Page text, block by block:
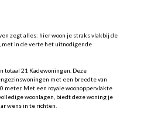
zegt alles: hier woon je straks vlakbij de
met in de verte het uitnodigende
totaal 21 Kadewoningen. Deze
met een breedte van
meter. Met een royale woonoppervlakte
woonlagen, biedt deze woning je
wens in te richten.